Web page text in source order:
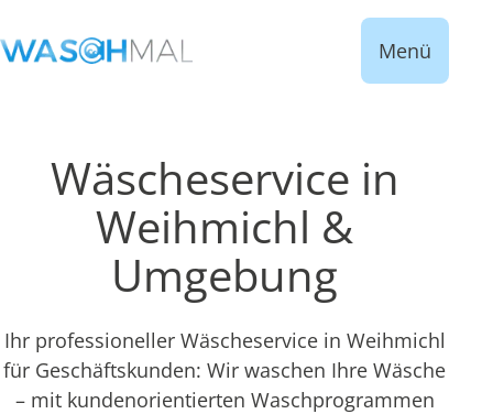
Menü
Wäscheservice in
Weihmichl &
Umgebung
Ihr professioneller Wäscheservice in Weihmichl
für Geschäftskunden: Wir waschen Ihre Wäsche
– mit kundenorientierten Waschprogrammen